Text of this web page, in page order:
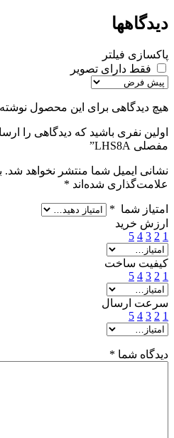
دیدگاهها
پاکسازی فیلتر
فقط دارای تصویر
هیچ دیدگاهی برای این محصول
اولین نفری باشید که دیدگاهی را
مفصلی LHS8A”
نشانی ایمیل شما منتشر نخواهد شد.
علامت‌گذاری شده‌اند *
امتیاز شما *
ارزش خرید
1
2
3
4
5
کیفیت ساخت
1
2
3
4
5
سرعت ارسال
1
2
3
4
5
دیدگاه شما *